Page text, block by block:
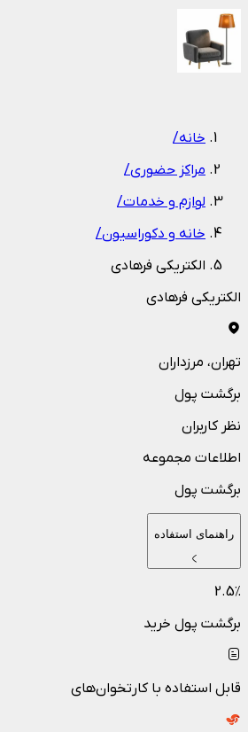
1
خانه/
مراکز حضوری/
لوازم و خدمات/
خانه و دکوراسیون/
الكتريكي فرهادي
الكتريكي فرهادي
تهران، مرزداران
برگشت پول
نظر کاربران
اطلاعات مجموعه
برگشت پول
راهنمای استفاده
2.5٪
برگشت پول خرید
قابل استفاده با کارتخوان‌های